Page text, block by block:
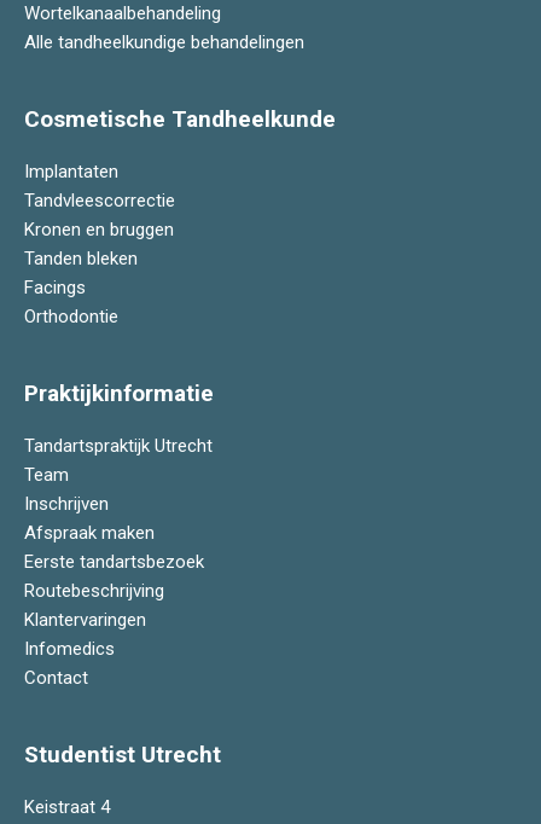
Wortelkanaalbehandeling
Alle tandheelkundige behandelingen
Cosmetische Tandheelkunde
Implantaten
Tandvleescorrectie
Kronen en bruggen
Tanden bleken
Facings
Orthodontie
Praktijkinformatie
Tandartspraktijk Utrecht
Team
Inschrijven
Afspraak maken
Eerste tandartsbezoek
Routebeschrijving
Klantervaringen
Infomedics
Contact
Studentist Utrecht
Keistraat 4